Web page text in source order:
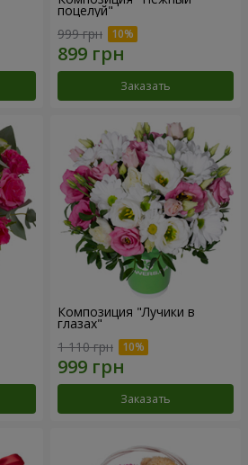
поцелуй"
999 грн
Заказать
Композиция "Лучики в
глазах"
1 110 грн
Заказать